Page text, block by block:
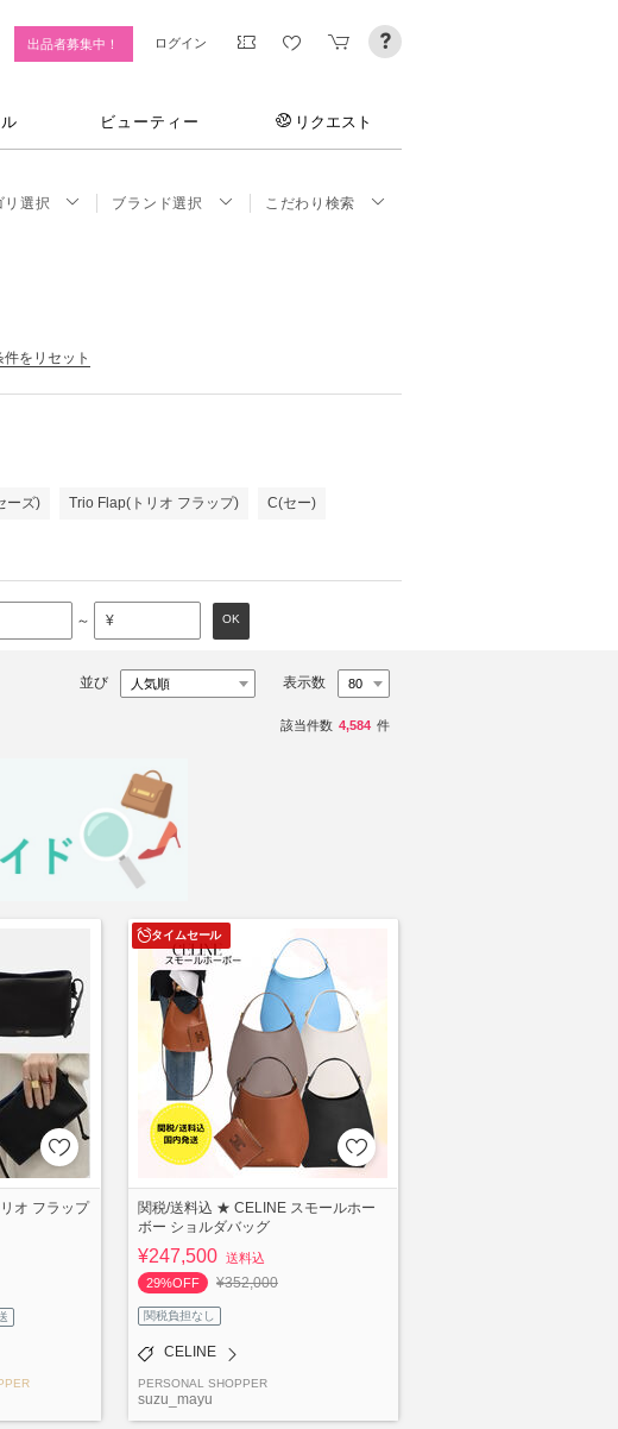
出品者募集中！ ログイン
ビューティー リクエスト
リ選択 ブランド選択 こだわり検索
件をリセット
ーズ) Trio Flap(トリオ フラップ) C(セー)
～ ¥ OK
並び 表示数
該当件数 4,584 件
オ フラップ
タイムセール
関税/送料込 ★ CELINE スモールホー
ボー ショルダバッグ
¥247,500 送料込
29%OFF
¥352,000
関税負担なし
CELINE
PERSONAL SHOPPER
suzu_mayu